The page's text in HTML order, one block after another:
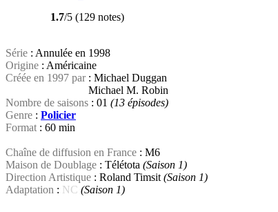
1.7/5 (129 notes)
Série : Annulée en 1998
Origine : Américaine
Créée en 1997 par : Michael Duggan
Michael M. Robin
Nombre de saisons : 01 (13 épisodes)
Genre : Policier
Format : 60 min
Chaîne de diffusion en France : M6
Maison de Doublage : Télétota (Saison 1)
Direction Artistique : Roland Timsit (Saison 1)
Adaptation : NC (Saison 1)